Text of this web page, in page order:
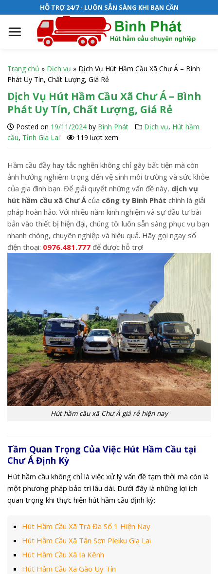
k
HỖ TRỢ 24/7 - LUÔN SẴN SÀNG KHI BẠN CẦN
Trang chủ » Dịch vụ » Dịch Vụ Hút Hầm Cầu Xã Chư Á – Bình
Phát Uy Tín, Chất Lượng, Giá Rẻ
Dịch Vụ Hút Hầm Cầu Xã Chư Á – Bình
Phát Uy Tín, Chất Lượng, Giá Rẻ
Posted on 19/11/2024 by Bình Phát Dịch vụ, Hút hầm
cầu, Tỉnh Gia Lai 119 lượt xem
Hầm cầu đầy hay tắc nghẽn không chỉ gây bất tiện mà còn
ảnh hưởng nghiêm trọng đến vệ sinh môi trường và sức khỏe
của gia đình bạn. Để giải quyết những vấn đề này, dịch vụ
hút hầm cầu xã Chư Ácủa công ty Bình Phát chính là giải
pháp hoàn hảo. Với nhiều năm kinh nghiệm và sự đầu tư bài
bản vào thiết bị hiện đại, chúng tôi luôn sẵn sàng phục vụ bạn
nhanh chóng, chuyên nghiệp và hiệu quả. Hãy gọi ngay số
điện thoại: 0976.481.777 để được hỗ trợ!
Hút hầm cầu xã Chư Á giá rẻ hiện nay
Tầm Quan Trọng Của Việc Hút Hầm Cầu tại
Chư Á Định Kỳ
Hút hầm cầu không chỉ là việc xử lý vấn đề tạm thời mà còn là
một phương pháp bảo trì lâu dài. Dưới đây là những lợi ích
quan trọng khi thực hiện hút hầm cầu định kỳ:
Hút Hầm Cầu Xã Trà Đa Số 1 Hiện Nay
Hút Hầm Cầu Xã Tân Sơn Pleiku Gia Lai
Hút Hầm Cầu Xã Ia Kênh
Hút Hầm Cầu Xã Gào Uy Tín